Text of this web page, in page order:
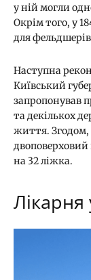
у ній могли
Окрім того, у
для
Наступна
Київський
запропонував
та декількох
життя. Згодом,
двоповерховий
на 32 ліжка.
Лікарня